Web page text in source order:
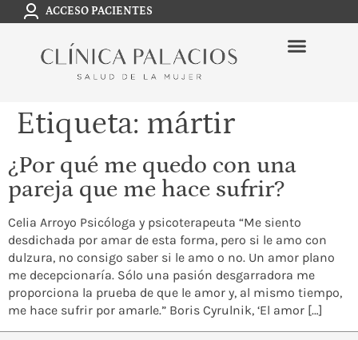
ACCESO PACIENTES
Etiqueta: mártir
¿Por qué me quedo con una
pareja que me hace sufrir?
Celia Arroyo Psicóloga y psicoterapeuta “Me siento
desdichada por amar de esta forma, pero si le amo con
dulzura, no consigo saber si le amo o no. Un amor plano
me decepcionaría. Sólo una pasión desgarradora me
proporciona la prueba de que le amor y, al mismo tiempo,
me hace sufrir por amarle.” Boris Cyrulnik, ‘El amor […]